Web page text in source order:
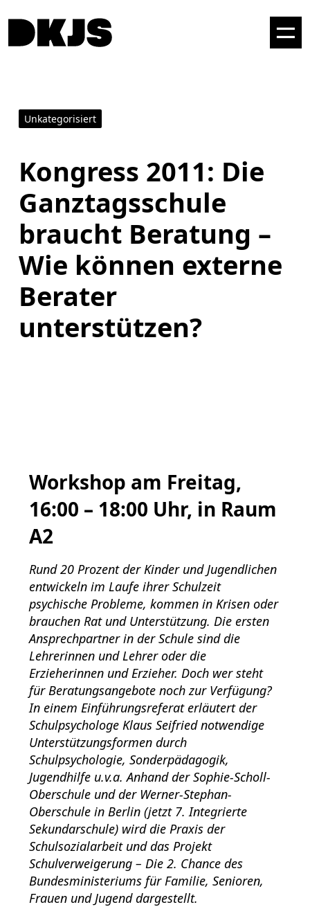
Unkategorisiert
Kongress 2011: Die
Ganztagsschule
braucht Beratung –
Wie können externe
Berater
unterstützen?
Workshop am Freitag,
16:00 – 18:00 Uhr, in Raum
A2
Rund 20 Prozent der Kinder und Jugendlichen
entwickeln im Laufe ihrer Schulzeit
psychische Probleme, kommen in Krisen oder
brauchen Rat und Unterstützung. Die ersten
Ansprechpartner in der Schule sind die
Lehrerinnen und Lehrer oder die
Erzieherinnen und Erzieher. Doch wer steht
für Beratungsangebote noch zur Verfügung?
In einem Einführungsreferat erläutert der
Schulpsychologe Klaus Seifried notwendige
Unterstützungsformen durch
Schulpsychologie, Sonderpädagogik,
Jugendhilfe u.v.a. Anhand der Sophie-Scholl-
Oberschule und der Werner-Stephan-
Oberschule in Berlin (jetzt 7. Integrierte
Sekundarschule) wird die Praxis der
Schulsozialarbeit und das Projekt
Schulverweigerung – Die 2. Chance des
Bundesministeriums für Familie, Senioren,
Frauen und Jugend dargestellt.